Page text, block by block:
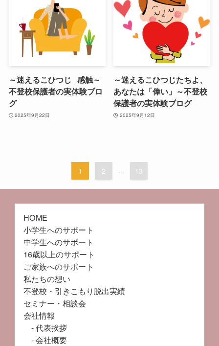
～迷えるこひつじ 感触～
不登校保護者の実体験ブロ
グ
2025年9月22日
～迷えるこひつじたちよ、
あなたは「偉い」～不登校
保護者の実体験ブログ
2025年9月12日
1 2 ... 13
HOME
小学生へのサポート
中学生へのサポート
16歳以上のサポート
ご家族へのサポート
私たちの想い
不登校・引きこもり脱出実績
セミナー・相談会
会社情報
代表挨拶
会社概要